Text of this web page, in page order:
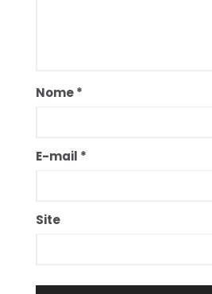
Nome*
E-mail *
Site